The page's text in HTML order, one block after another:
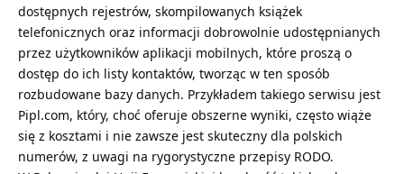
dostępnych rejestrów, skompilowanych książek
telefonicznych oraz informacji dobrowolnie udostępnianych
przez użytkowników aplikacji mobilnych, które proszą o
dostęp do ich listy kontaktów, tworząc w ten sposób
rozbudowane bazy danych. Przykładem takiego serwisu jest
Pipl.com, który, choć oferuje obszerne wyniki, często wiąże
się z kosztami i nie zawsze jest skuteczny dla polskich
numerów, z uwagi na rygorystyczne przepisy RODO.